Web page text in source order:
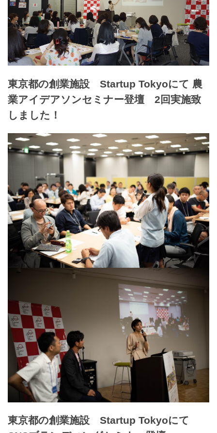
東京都の創業施設 Startup Tokyoにて 農
業アイデアソンセミナー登壇 2回実施致
しました！
東京都の創業施設 Startup Tokyoにて